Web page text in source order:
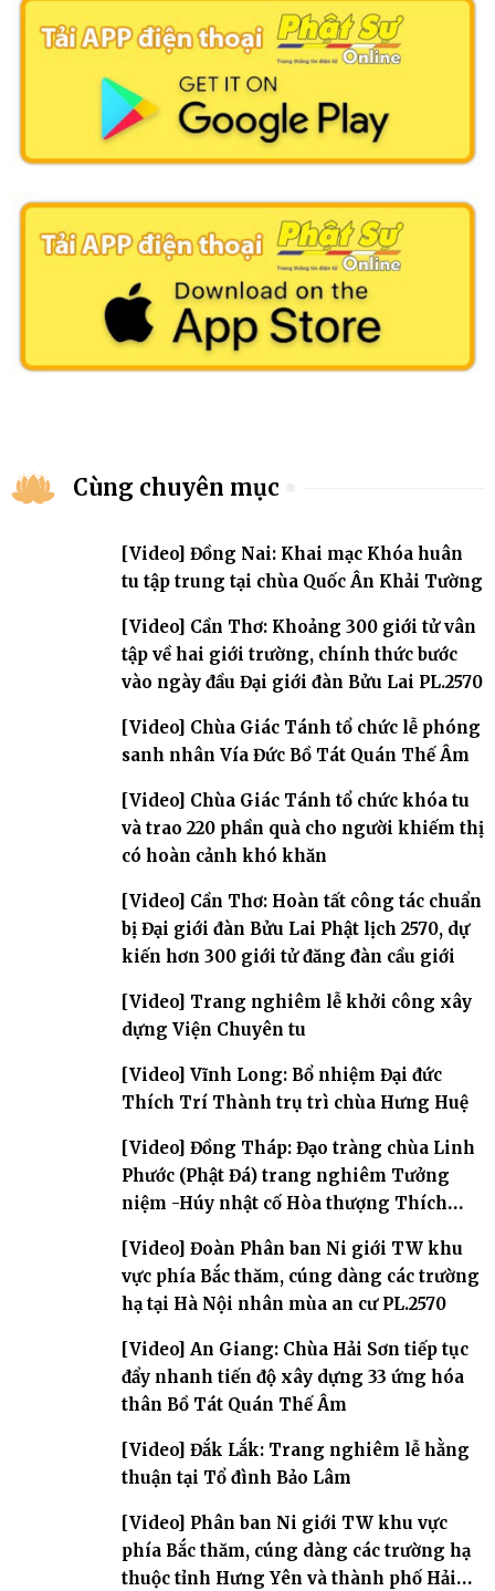
Cùng chuyên mục
[Video] Đồng Nai: Khai mạc Khóa huân
tu tập trung tại chùa Quốc Ân Khải Tường
[Video] Cần Thơ: Khoảng 300 giới tử vân
tập về hai giới trường, chính thức bước
vào ngày đầu Đại giới đàn Bửu Lai PL.2570
[Video] Chùa Giác Tánh tổ chức lễ phóng
sanh nhân Vía Đức Bồ Tát Quán Thế Âm
[Video] Chùa Giác Tánh tổ chức khóa tu
và trao 220 phần quà cho người khiếm thị
có hoàn cảnh khó khăn
[Video] Cần Thơ: Hoàn tất công tác chuẩn
bị Đại giới đàn Bửu Lai Phật lịch 2570, dự
kiến hơn 300 giới tử đăng đàn cầu giới
[Video] Trang nghiêm lễ khởi công xây
dựng Viện Chuyên tu
[Video] Vĩnh Long: Bổ nhiệm Đại đức
Thích Trí Thành trụ trì chùa Hưng Huệ
[Video] Đồng Tháp: Đạo tràng chùa Linh
Phước (Phật Đá) trang nghiêm Tưởng
niệm -Húy nhật cố Hòa thượng Thích
[Video] Đoàn Phân ban Ni giới TW khu
vực phía Bắc thăm, cúng dàng các trường
hạ tại Hà Nội nhân mùa an cư PL.2570
[Video] An Giang: Chùa Hải Sơn tiếp tục
đẩy nhanh tiến độ xây dựng 33 ứng hóa
thân Bồ Tát Quán Thế Âm
[Video] Đắk Lắk: Trang nghiêm lễ hằng
thuận tại Tổ đình Bảo Lâm
[Video] Phân ban Ni giới TW khu vực
phía Bắc thăm, cúng dàng các trường hạ
thuộc tỉnh Hưng Yên và thành phố Hải